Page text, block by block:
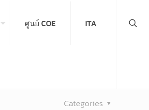
ศูนย์ COE ITA
Categories